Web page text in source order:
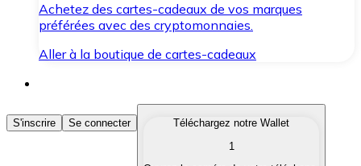
Achetez des cartes-cadeaux de vos marques
préférées avec des cryptomonnaies.
Aller à la boutique de cartes-cadeaux
Acheter des Cryptomonnaies
Achetez les cryptomonnaies qui vous intéressent
S'inscrire Se connecter
Téléchargez notre Wallet
1